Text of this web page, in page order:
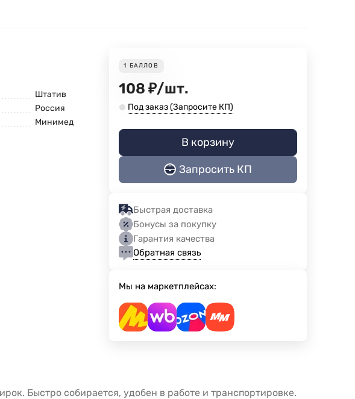
Штатив
Россия
Минимед
1 БАЛЛОВ
108 ₽/шт.
Под заказ (Запросите КП)
В корзину
Запросить КП
Быстрая доставка
Бонусы за покупку
Гарантия качества
Обратная связь
Мы на маркетплейсах:
Быстро собирается, удобен в работе и транспортировке.